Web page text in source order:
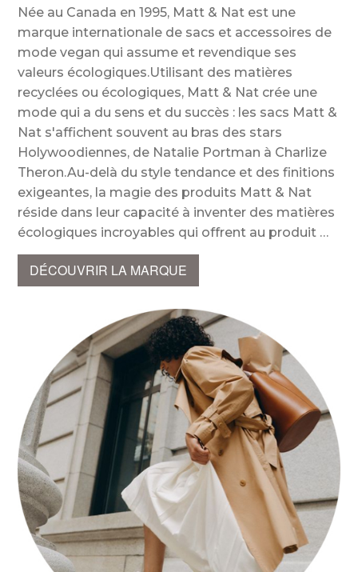
Née au Canada en 1995, Matt & Nat est une
marque internationale de sacs et accessoires de
mode vegan qui assume et revendique ses
valeurs écologiques.Utilisant des matières
recyclées ou écologiques, Matt & Nat crée une
mode qui a du sens et du succès : les sacs Matt &
Nat s'affichent souvent au bras des stars
Holywoodiennes, de Natalie Portman à Charlize
Theron.Au-delà du style tendance et des finitions
exigeantes, la magie des produits Matt & Nat
réside dans leur capacité à inventer des matières
écologiques incroyables qui offrent au produit
DÉCOUVRIR LA MARQUE